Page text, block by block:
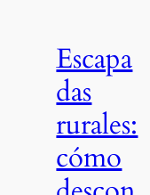
Escapa
das
rurales:
cómo